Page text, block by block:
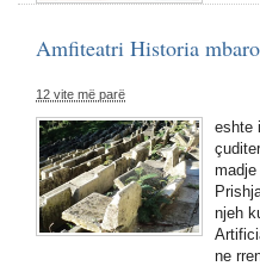
Amfiteatri Historia
12 vite më parë
eshte
njeh
ne